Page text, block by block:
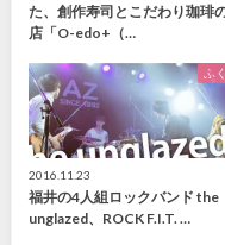
た、創作寿司とこだわり珈琲
店「O-edo+（…
ふ
2016.11.23
福井の4人組ロックバンド the
unglazed、ROCK F.I.T. …